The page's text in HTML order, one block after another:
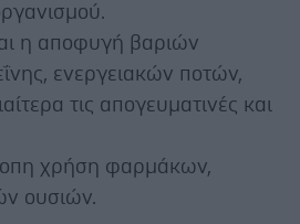
η αποφυγή βαριών
ενεργειακών ποτών,
τις απογευματινές και
χρήση φαρμάκων,
ουσιών.